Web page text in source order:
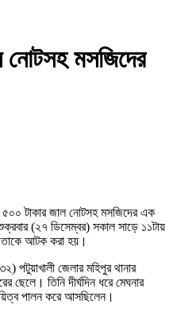
নোটসহ মসজিদের
৫০০ টাকার জাল নোটসহ মসজিদের এক
(২৭ ডিসেম্বর) সকাল সাড়ে ১১টায়
তাকে আটক করা হয়।
পটুয়াখালী জেলার মহিপুর থানার
ছেলে। তিনি দীর্ঘদিন ধরে মেঘনার
পালন করে আসছিলেন।